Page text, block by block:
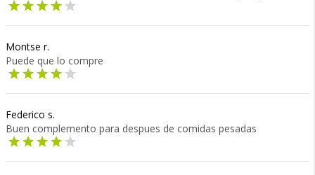
Montse r.
Puede que lo compre
Federico s.
Buen complemento para despues de comidas pesadas